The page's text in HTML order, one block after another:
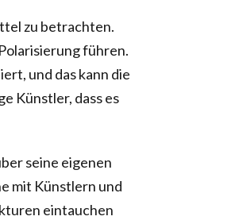
zu betrachten.
führen.
und das kann die
Künstler, dass es
seine eigenen
mit Künstlern und
eintauchen